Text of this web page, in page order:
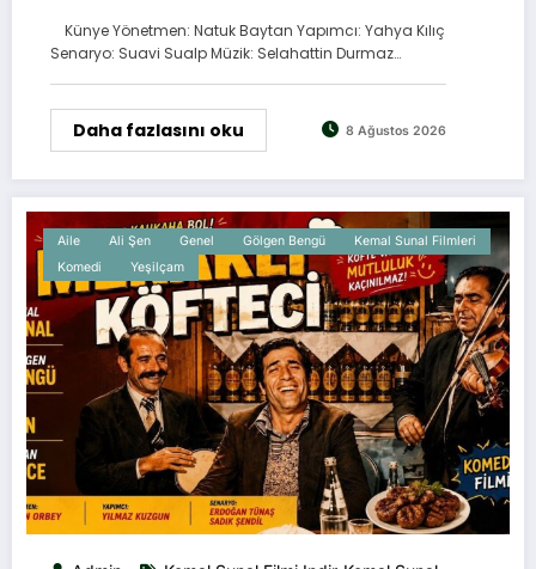
Künye Yönetmen: Natuk Baytan Yapımcı: Yahya Kılıç
Senaryo: Suavi Sualp Müzik: Selahattin Durmaz…
Daha fazlasını oku 8 Ağustos 2026
Aile Ali Şen Genel Gölgen Bengü
Kemal Sunal Filmleri
Komedi
Yeşilçam